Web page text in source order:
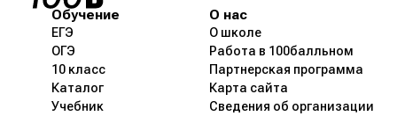
Обучение
ЕГЭ
ОГЭ
10 класс
Каталог
Учебник
О нас
О школе
Работа в 100балльном
Партнерская программа
Карта сайта
Сведения об организации